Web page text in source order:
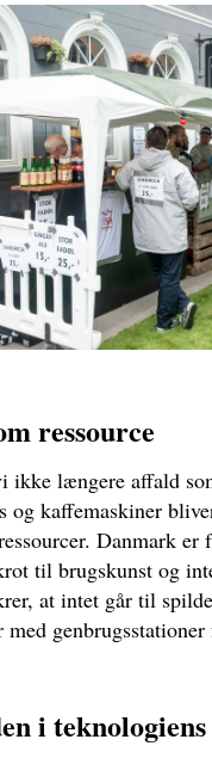
ressource
ikke længere affald
og kaffemaskiner
Danmark er
til brugskunst og
at intet går til
med
i